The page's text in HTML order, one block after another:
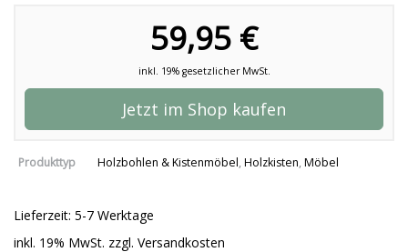
59,95 €
inkl. 19% gesetzlicher MwSt.
Jetzt im Shop kaufen
Produkttyp Holzbohlen & Kistenmöbel, Holzkisten, Möbel
Lieferzeit: 5-7 Werktage
inkl. 19% MwSt. zzgl. Versandkosten